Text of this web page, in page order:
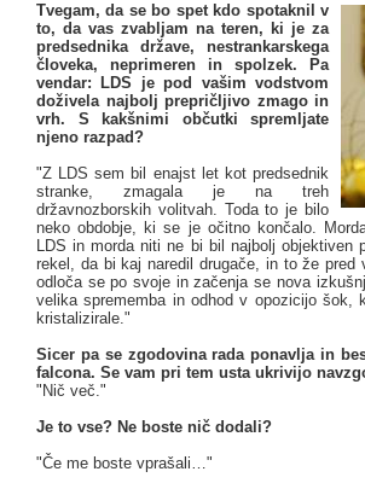
Tvegam, da se bo spet kdo spotaknil v
to, da vas zvabljam na teren, ki je za
predsednika države, nestrankarskega
človeka, neprimeren in spolzek. Pa
vendar: LDS je pod vašim vodstvom
doživela najbolj prepričljivo zmago in
vrh. S kakšnimi občutki spremljate
njeno razpad?
"Z LDS sem bil enajst let kot predsednik
stranke, zmagala je na treh
državnozborskih volitvah. Toda to je bilo
neko obdobje, ki se je očitno končalo.
LDS in morda niti ne bi bil najbolj
rekel, da bi kaj naredil drugače, in to že
odloča se po svoje in začenja se nova
velika sprememba in odhod v opozicijo
kristalizirale."
Sicer pa se zgodovina rada ponavlja in
falcona. Se vam pri tem usta ukrivijo
"Nič več."
Je to vse? Ne boste nič dodali?
"Če me boste vprašali…"